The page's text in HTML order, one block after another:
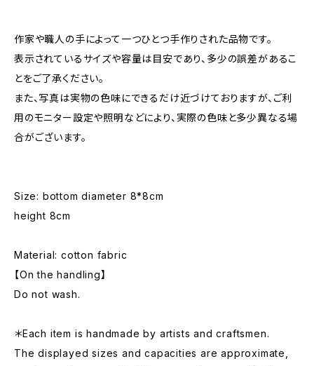
作家や職人の手によって一つひとつ手作りされた品物です。
表示されているサイズや容量は目安であり、多少の誤差があるこ
とをご了承ください。
また、写真は実物の色味にできるだけ近づけておりますが、ご利
用のモニター設定や照明などにより、実際の色味と多少異なる場
合がございます。
Size: bottom diameter 8*8cm
height 8cm
Material: cotton fabric
【On the handling】
Do not wash.
＊Each item is handmade by artists and craftsmen.
The displayed sizes and capacities are approximate,